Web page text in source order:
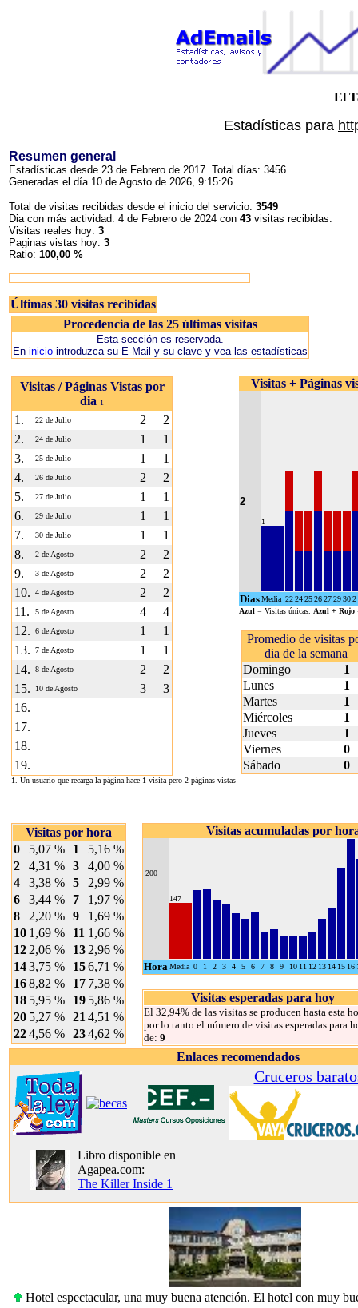
El
Estadísticas para
Resumen general
Estadísticas desde 23 de Febrero de 2017. Total días: 3456
Generadas el día 10 de Agosto de 2026, 9:15:26
Total de visitas recibidas desde el inicio del servicio: 3549
Dia con más actividad: 4 de Febrero de 2024 con 43 visitas recibidas.
Visitas reales hoy: 3
Paginas vistas hoy: 3
Ratio: 100,00 %
Últimas 30 visitas recibidas
Procedencia de las 25 últimas visitas
Esta sección es reservada.
En inicio introduzca su E-Mail y su clave y vea las estadísticas
Visitas / Páginas Vistas por
dia 1
1. 22 de Julio 2
2
2.
24 de Julio 1
1
3.
25 de Julio 1
1
4.
26 de Julio 2
2
5.
27 de Julio 1
1
6.
29 de Julio 1
1
7.
30 de Julio 1
1
8.
2 de Agosto 2
2
9.
3 de Agosto 2
2
10.
4 de Agosto 2
2
11.
5 de Agosto 4
4
12.
6 de Agosto 1
1
13.
7 de Agosto 1
1
14.
8 de Agosto 2
2
15.
10 de Agosto 3
3
16.
17.
18.
19.
1. Un usuario que recarga la página hace 1 visita pero 2 páginas vistas
Visitas + Páginas
2
1
DiasMedia 222425262729302
Azul = Visitas únicas. Azul + Rojo
Promedio de visitas
dia de la semana
Domingo
1
Lunes
1
Martes
1
Miércoles
1
Jueves
1
Viernes
0
Sábado
0
Visitas por hora
0
5,07 % 1
5,16 %
2
4,31 % 3
4,00 %
4
3,38 % 5
2,99 %
6
3,44 % 7
1,97 %
8
2,20 % 9
1,69 %
10 1,69 % 11 1,66 %
12 2,06 % 13 2,96 %
143,75 % 156,71 %
168,82 % 17 7,38 %
18 5,95 % 19 5,86 %
20 5,27 % 21 4,51 %
224,56 % 234,62 %
Visitas acumuladas por
200
147
HoraMedia 0 1 2 3 4 5 6 7 8 9 10 11 12 13 14 15 16
Visitas esperadas para hoy
El 32,94% de las visitas se producen hasta esta
por lo tanto el número de visitas esperadas para
de: 9
Enlaces recomendados
Cruceros
Libro disponible en
Agapea.com:
The Killer Inside 1
Hotel espectacular, una muy buena atención. El hotel con muy